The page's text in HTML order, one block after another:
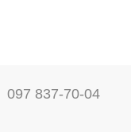
097 837-70-04